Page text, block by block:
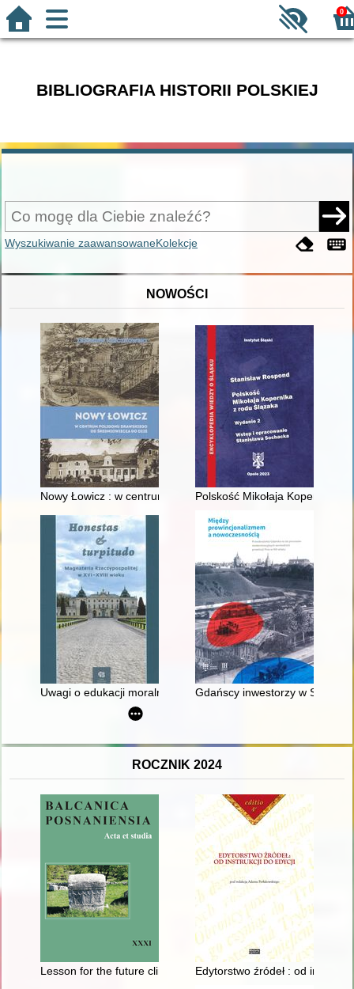
0
BIBLIOGRAFIA HISTORII POLSKIEJ
Wyszukiwanie zaawansowaneKolekcje
NOWOŚCI
Nowy Łowicz : w centrum poligonu drawskiego od
Polskość Mikołaja Kopernika z
Uwagi o edukacji moralnej synów szlacheckich w XVI-
Gdańscy inwestorzy w
ROCZNIK 2024
Lesson for the future climate migration a study of relocation
Edytorstwo źródeł : od